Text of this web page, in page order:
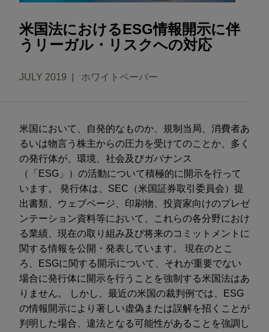
米国法におけるESG情報開示に伴
うリーガル・リスクへの対応
JULY 2019 ホワイトペーパー
米国において、自発的なものか、規制当局、消費者あ
るいは物言う株主からの圧力を受けてのことか、多く
の発行体が、環境、社会及びガバナンス
（「ESG」）の活動について積極的に開示を行って
います。 発行体は、SEC（米国証券取引委員会）提
出書類、ウェブページ、印刷物、投資家向けのプレゼ
ンテーション資料等において、これらの各分野におけ
る業績、現在の取り組み及び将来のコミットメントに
関する情報を公開・発表しています。 現在のとこ
ろ、ESGに関する開示について、それが重要でない
場合に発行体に開示を行うことを強制する米国法はあ
りません。 しかし、最近の米国の裁判例では、ESG
の情報開示により著しい虚偽または誤解を招くことが
判明した場合、違法となる可能性があることを強調し